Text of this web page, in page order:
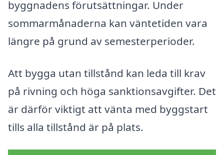
byggnadens förutsättningar. Under
sommarmånaderna kan väntetiden vara
längre på grund av semesterperioder.
Att bygga utan tillstånd kan leda till krav
på rivning och höga sanktionsavgifter. Det
är därför viktigt att vänta med byggstart
tills alla tillstånd är på plats.